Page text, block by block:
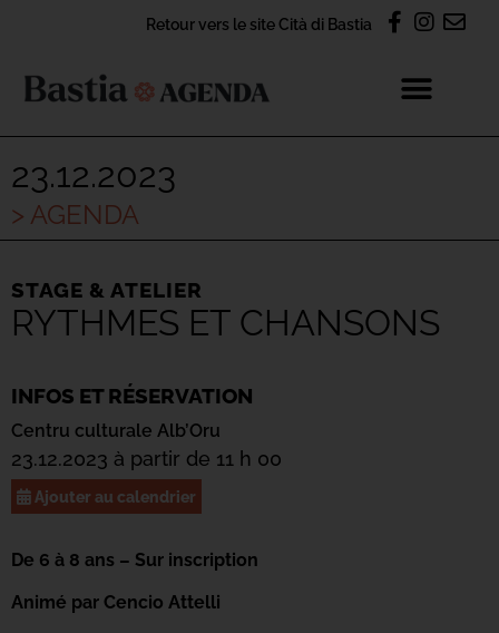
Retour vers le site Cità di Bastia
23.12.2023
> AGENDA
STAGE & ATELIER
RYTHMES ET CHANSONS
INFOS ET RÉSERVATION
Centru culturale Alb’Oru
23.12.2023 à partir de 11 h 00
Ajouter au calendrier
De 6 à 8 ans – Sur inscription
Animé par Cencio Attelli